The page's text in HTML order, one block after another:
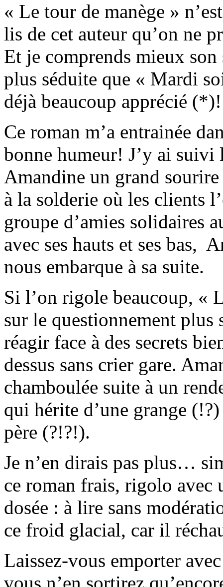
« Le tour de manège »
lis de cet auteur qu’on ne
Et je comprends mieux son
plus séduite que « Mardi
déjà beaucoup apprécié (*)!
Ce roman m’a entrainée
bonne humeur! J’y ai suivi
Amandine un grand
à la solderie où les clients
groupe d’amies solidaires
avec ses hauts et ses bas,
nous embarque à sa suite.
Si l’on rigole beaucoup, «
sur le questionnement plus
réagir face à des secrets
dessus sans crier gare.
chamboulée suite à un
qui hérite d’une grange
père (?!?!).
Je n’en dirais pas plus…
ce roman frais, rigolo avec
dosée : à lire sans
ce froid glacial, car il
Laissez-vous emporter